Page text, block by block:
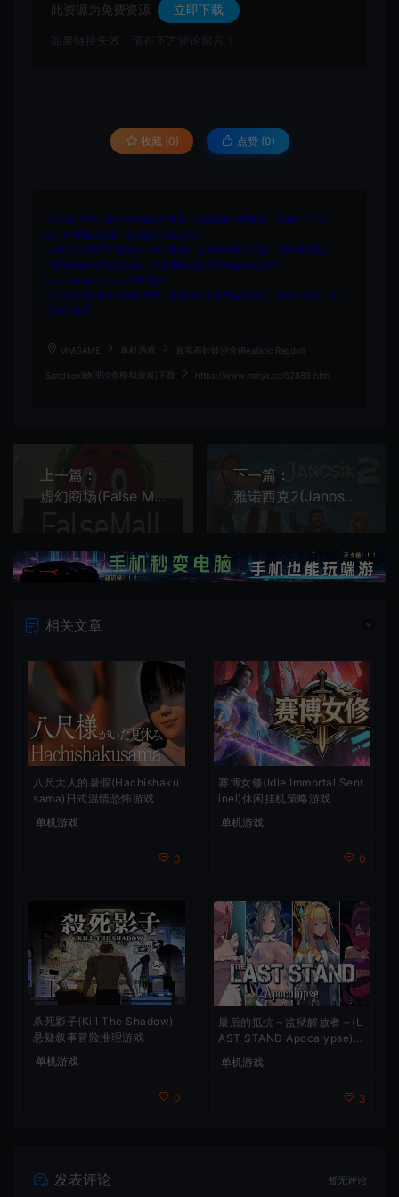
此资源为免费资源 立即下载
如果链接失效，请在下方评论留言！
收藏 (0) 点赞 (0)
1.网站内所有文件均为网络共享资源，本站仅做打包整理。仅用于学习交
流，严禁商业用途，否则自行承担后果。
2.所有资源请于下载后24小时内删除。如需体验更多乐趣，请购买正版！
3.所有内容均来自互联网。如侵犯您的版权或利益请发送邮件：
cvformat#gmail.com (#换为@)
4.本站收费仅用于资源的保存、备份和分享所产生的费用，不用于盈利，亦
无任何盈利。
MMGAME 单机游戏 真实布娃娃沙盒(Realistic Ragdoll
Sandbox)物理沙盒模拟游戏|下载 https://www.mmyx.cc/52889.html
上一篇：
虚幻商场(False Mall)类八番出口循环解谜游戏|下载
下一篇：
雅诺西克2(Janosik 2)银河恶魔城复古动作平台游戏|v1.0.016|下载
相关文章
八尺大人的暑假(Hachishaku
sama)日式温情恐怖游戏
单机游戏
0
赛博女修(Idle Immortal Sent
inel)休闲挂机策略游戏
单机游戏
0
杀死影子(Kill The Shadow)
悬疑叙事冒险推理游戏
单机游戏
0
最后的抵抗～监狱解放者～(L
AST STAND Apocalypse)卡
单机游戏
3
发表评论 暂无评论